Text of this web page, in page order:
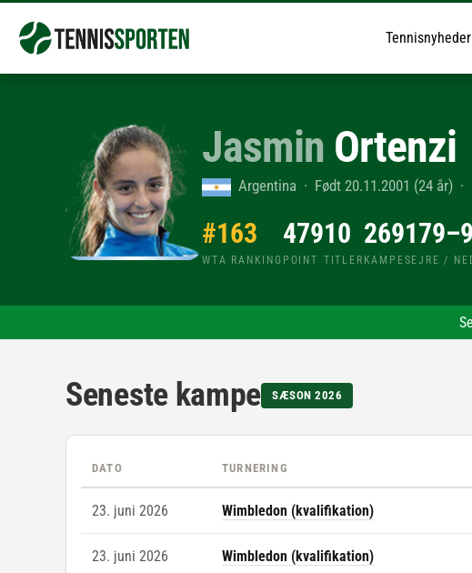
Tennisnyheder
Jasmin Ortenzi
Argentina · Født 20.11.2001 (24 år) ·
#163
WTA RANKING
479
POINT
10
TITLER
269
KAMPESEJRE /
Seneste kampe SÆSON 2026
DATO TURNERING
23. juni 2026 Wimbledon (kvalifikation)
23. juni 2026 Wimbledon (kvalifikation)